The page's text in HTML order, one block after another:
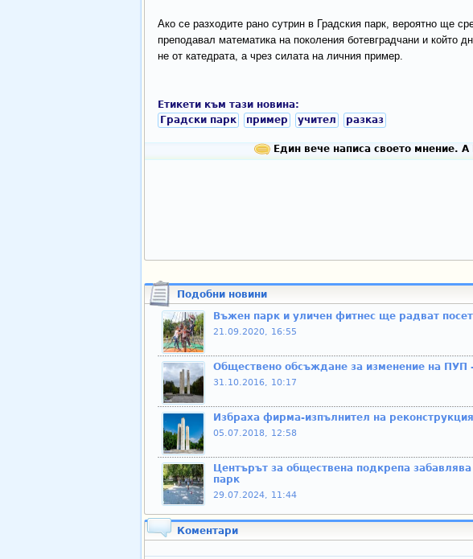
Ако се разходите рано сутрин в Градския парк, вероятно ще
преподавал математика на поколения ботевградчани и който
не от катедрата, а чрез силата на личния пример.
Етикети към тази новина:
Градски парк
пример учител разказ
Един вече написа своето мнение.
Подобни новини
Въжен парк и уличeн фитнес ще радват
21.09.2020, 16:55
Обществено обсъждане за изменение на ПУП
31.10.2016, 10:17
Избраха фирма-изпълнител на
05.07.2018, 12:58
Центърът за обществена подкрепа
парк
29.07.2024, 11:44
Коментари